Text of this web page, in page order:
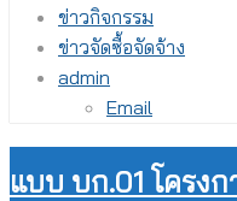
ข่าวกิจกรรม
ข่าวจัดซื้อจัดจ้าง
admin
Email
แบบ บก.01 โครง